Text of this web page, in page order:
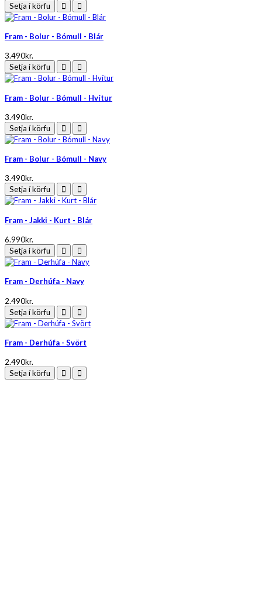
Setja í körfu
Fram - Bolur - Bómull - Blár
3.490kr.
Setja í körfu
Fram - Bolur - Bómull - Hvítur
3.490kr.
Setja í körfu
Fram - Bolur - Bómull - Navy
3.490kr.
Setja í körfu
Fram - Jakki - Kurt - Blár
6.990kr.
Setja í körfu
Fram - Derhúfa - Navy
2.490kr.
Setja í körfu
Fram - Derhúfa - Svört
2.490kr.
Setja í körfu